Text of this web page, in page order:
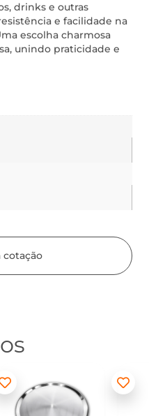
drinks e outras
e facilidade na
escolha charmosa
unindo praticidade e
cotação